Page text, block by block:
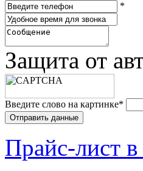
*
Защита от
Введите слово на картинке*
Прайc-лист